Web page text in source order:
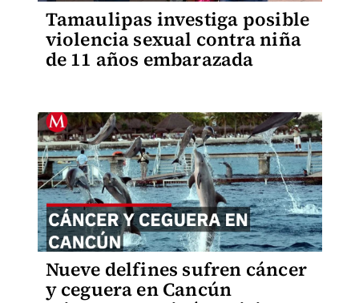
Tamaulipas investiga posible
violencia sexual contra niña
de 11 años embarazada
Nueve delfines sufren cáncer
y ceguera en Cancún